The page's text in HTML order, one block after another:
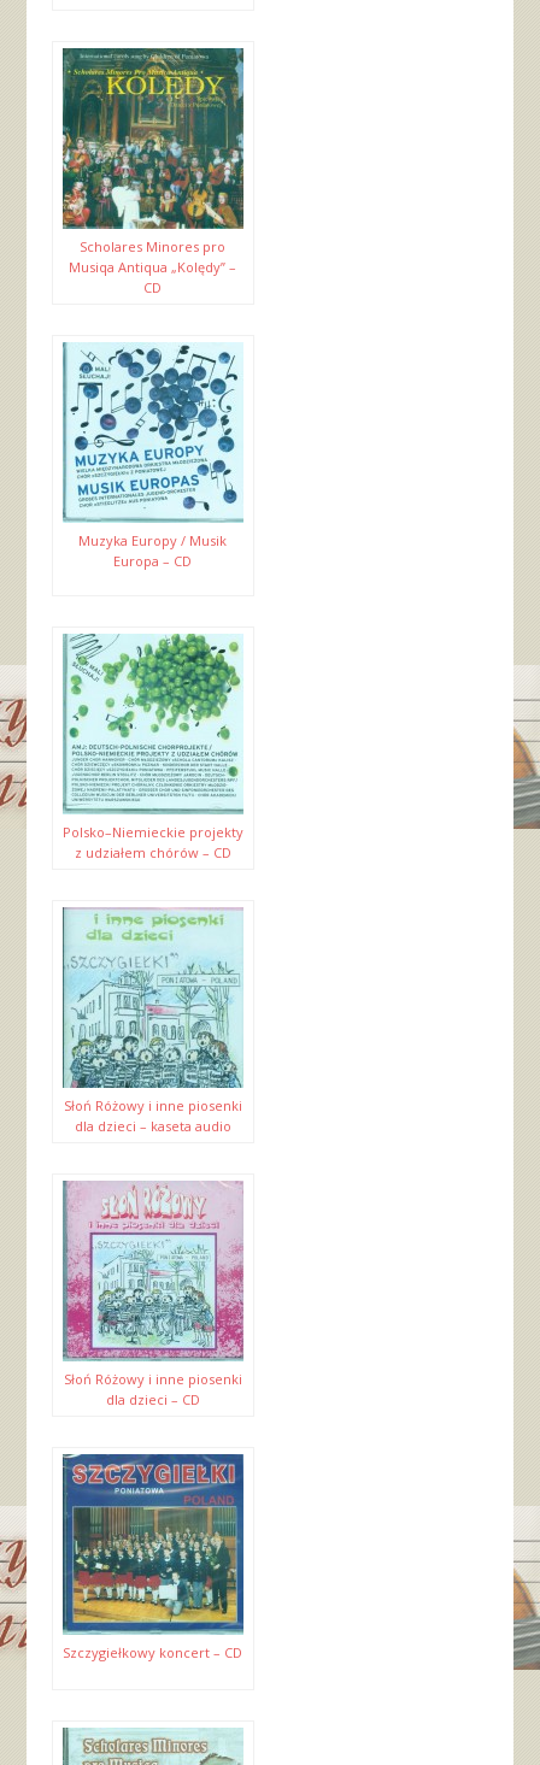
Scholares Minores pro
Musiqa Antiqua „Kolędy” –
CD
Muzyka Europy / Musik
Europa – CD
Polsko–Niemieckie projekty
z udziałem chórów – CD
Słoń Różowy i inne piosenki
dla dzieci – kaseta audio
Słoń Różowy i inne piosenki
dla dzieci – CD
Szczygiełkowy koncert – CD